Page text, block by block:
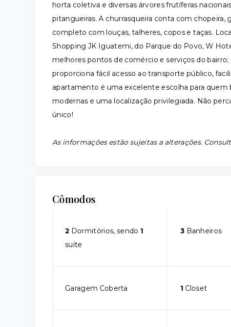
horta coletiva e diversas árvores frutíferas
pitangueiras. A churrasqueira conta com chopeira,
completo com louças, talheres, copos e taças.
Shopping JK Iguatemi, do Parque do Povo, W
melhores pontos de comércio e serviços do
proporciona fácil acesso ao transporte público,
apartamento é uma excelente escolha para quem
modernas e uma localização privilegiada. Não
único!
As informações estão sujeitas a alterações.
Cômodos
2 Dormitórios, sendo 1
suíte
3Banheiros
Garagem Coberta 1Closet